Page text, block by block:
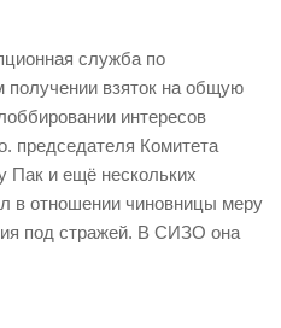
служба по
получении взяток на общую
интересов
председателя Комитета
и ещё нескольких
в отношении чиновницы меру
под стражей. В СИЗО она